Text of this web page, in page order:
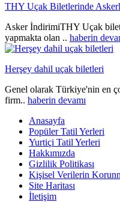
THY Uçak Biletlerinde
Asker İndirimiTHY Uçak
yapmakta olan .. haberin
Herşey dahil uçak biletleri
Genel olarak Türkiye'nin en
firm.. haberin devamı
Anasayfa
Popüler Tatil Yerleri
Yurtiçi Tatil Yerleri
Hakkımızda
Gizlilik Politikası
Kişisel Verilerin
Site Haritası
İletişim